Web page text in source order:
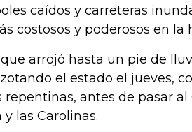
caídos y carreteras
costosos y poderosos en la
arrojó hasta un pie de
el estado el jueves,
antes de pasar
las Carolinas.